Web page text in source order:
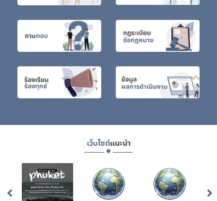
เว็บไซต์แนะนำ